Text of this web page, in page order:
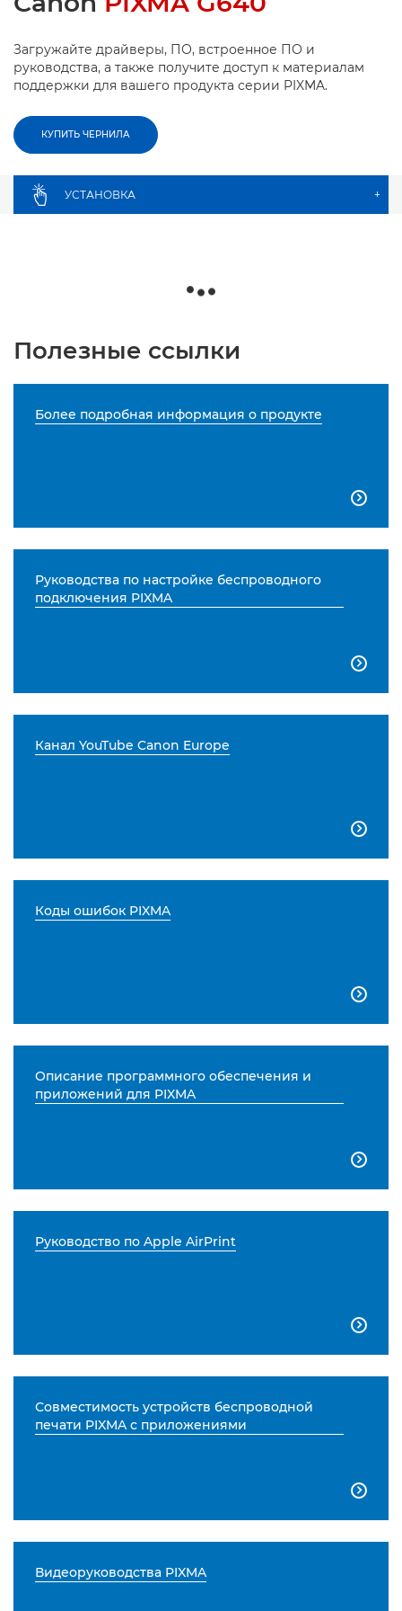
Загружайте драйверы, ПО, встроенное ПО и
руководства, а также получите доступ к материалам
поддержки для вашего продукта серии PIXMA.
КУПИТЬ ЧЕРНИЛА
УСТАНОВКА +
Полезные ссылки
Более подробная информация о продукте

Руководства по настройке беспроводного
подключения PIXMA

Канал YouTube Canon Europe

Коды ошибок PIXMA

Описание программного обеспечения и
приложений для PIXMA

Руководство по Apple AirPrint

Совместимость устройств беспроводной
печати PIXMA с приложениями

Видеоруководства PIXMA